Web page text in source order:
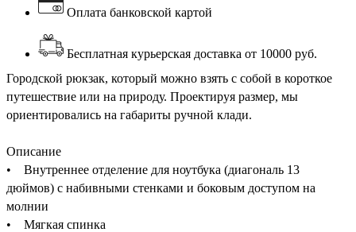
Городской рюкзак, который можно взять с собой в короткое
путешествие или на природу. Проектируя размер, мы
ориентировались на габариты ручной клади.
Описание
• Внутреннее отделение для ноутбука (диагональ 13
дюймов) с набивными стенками и боковым доступом на
молнии
• Мягкая спинка
Оплата банковской картой
Бесплатная курьерская доставка от 10000 руб.